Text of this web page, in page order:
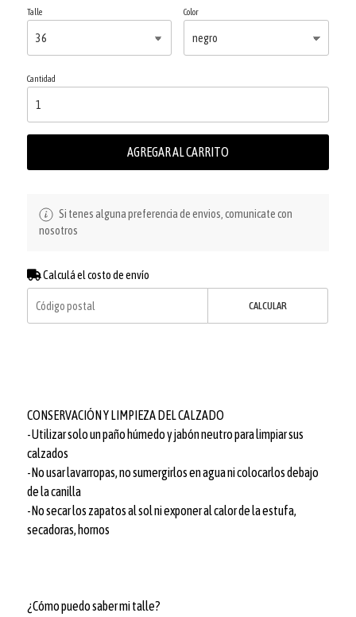
Talle Color
Cantidad
AGREGAR AL CARRITO
Si tenes alguna preferencia de envios, comunicate con
nosotros
Calculá el costo de envío
CALCULAR
CONSERVACIÓN Y LIMPIEZA DEL CALZADO
-Utilizar solo un paño húmedo y jabón neutro para limpiar sus
calzados
-No usar lavarropas, no sumergirlos en agua ni colocarlos debajo
de la canilla
-No secar los zapatos al sol ni exponer al calor de la estufa,
secadoras, hornos
¿Cómo puedo saber mi talle?